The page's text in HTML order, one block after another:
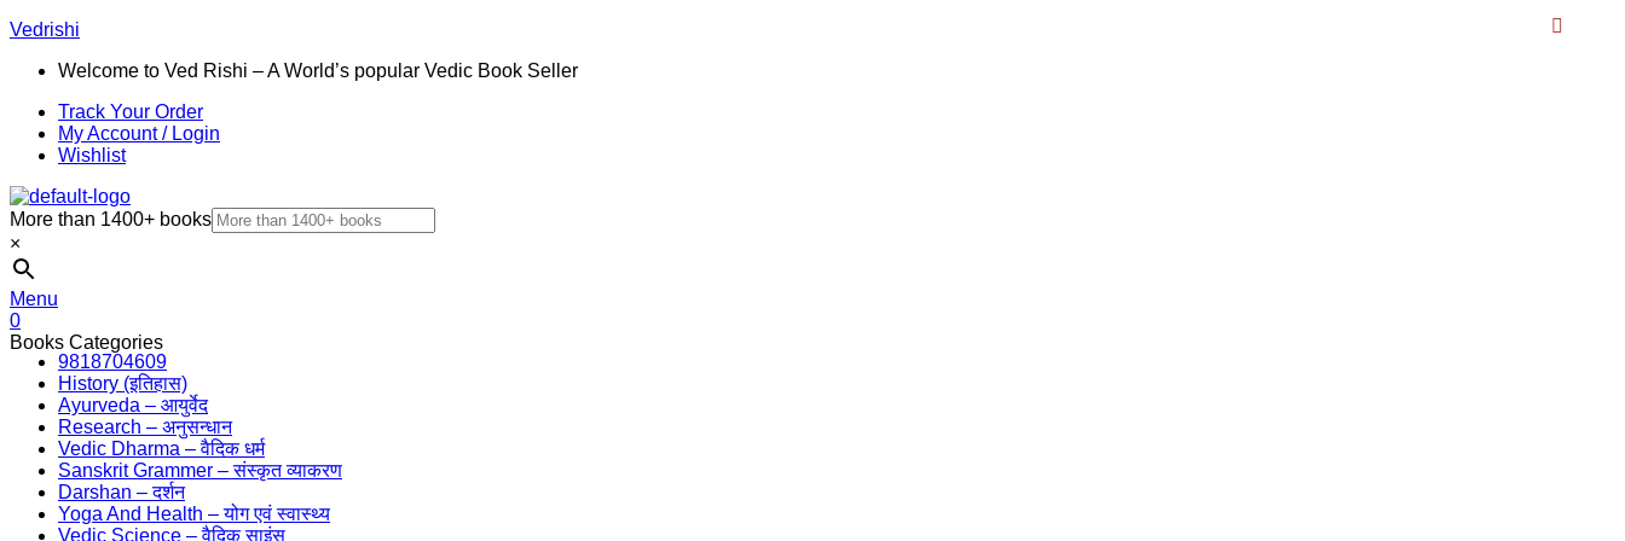
Vedrishi
Welcome to Ved Rishi – A World’s popular Vedic Book Seller
Track Your Order
My Account / Login
Wishlist
More than 1400+ books
×
Menu
0
9818704609
Books Categories
History (इतिहास)
Ayurveda – आयुर्वेद
Research – अनुसन्धान
Vedic Dharma – वैदिक धर्म
Sanskrit Grammer – संस्कृत व्याकरण
Darshan – दर्शन
Yoga And Health – योग एवं स्वास्थ्य
Vedic Science – वैदिक साइंस